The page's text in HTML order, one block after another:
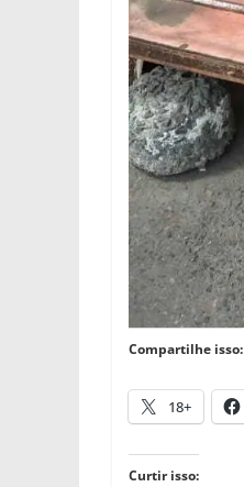
Compartilhe isso:
18+
Curtir isso: